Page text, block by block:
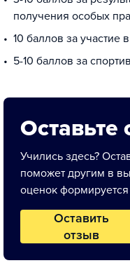
получения особых
10 баллов за участие
5-10 баллов за
Оставьте
Учились здесь?
поможет другим в
оценок
Оставить
отзыв